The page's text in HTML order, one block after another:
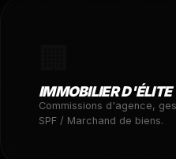
IMMOBILIER D'ÉLITE
Commissions d'agence,
SPF / Marchand de biens.